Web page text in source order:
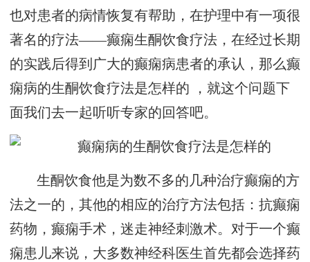
也对患者的病情恢复有帮助，在护理中有一项很
著名的疗法——癫痫生酮饮食疗法，在经过长期
的实践后得到广大的癫痫病患者的承认，那么癫
痫病的生酮饮食疗法是怎样的 ，就这个问题下
面我们去一起听听专家的回答吧。
生酮饮食他是为数不多的几种治疗癫痫的方
法之一的，其他的相应的治疗方法包括：抗癫痫
药物，癫痫手术，迷走神经刺激术。对于一个癫
痫患儿来说，大多数神经科医生首先都会选择药